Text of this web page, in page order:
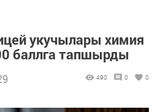
укучылары химия
баллга тапшырды
490 0 0